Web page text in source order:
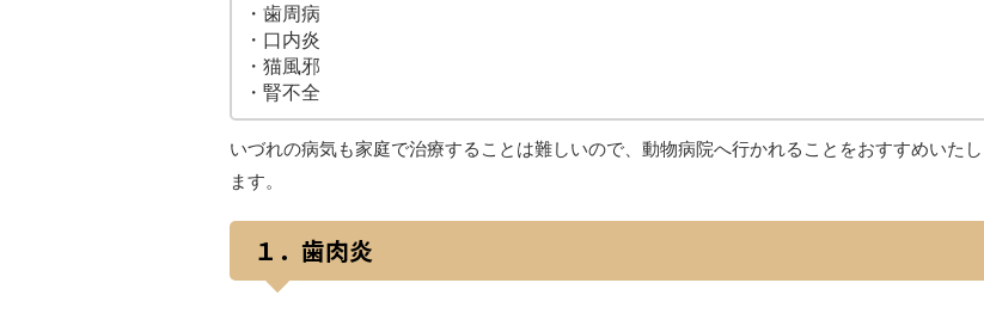
・歯周病
・口内炎
・猫風邪
・腎不全
いづれの病気も家庭で治療することは難しいので、動物病院へ行かれることをおすすめいたし
ます。
１．歯肉炎